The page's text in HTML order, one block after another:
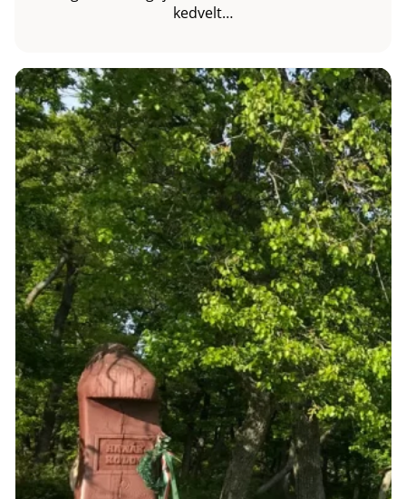
kedvelt…